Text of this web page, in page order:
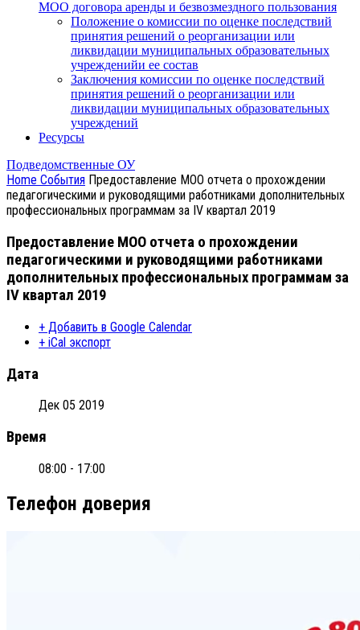
МОО договора аренды и безвозмездного пользования
Положение о комиссии по оценке последствий
принятия решений о реорганизации или
ликвидации муниципальных образовательных
учрежденийи ее состав
Заключения комиссии по оценке последствий
принятия решений о реорганизации или
ликвидации муниципальных образовательных
учреждений
Ресурсы
Подведомственные ОУ
Home События Предоставление МОО отчета о прохождении
педагогическими и руководящими работниками дополнительных
профессиональных программам за IV квартал 2019
Предоставление МОО отчета о прохождении
педагогическими и руководящими работниками
дополнительных профессиональных программам за
IV квартал 2019
+ Добавить в Google Calendar
+ iCal экспорт
Дата
Дек 05 2019
Время
08:00 - 17:00
Телефон доверия